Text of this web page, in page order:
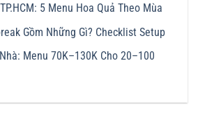
5 Menu Hoa Quả Theo Mùa
Gồm Những Gì? Checklist Setup
Menu 70K–130K Cho 20–100